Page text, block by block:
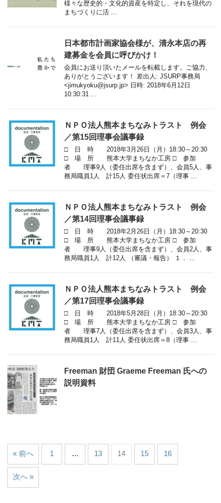
様々な歴史的・文化的資産を特定し、それを現代の
まちづくりに活 ...
日本都市計画家協会様が、清永本店の再
建募金を会員に呼びかけ！
会員にお送り頂いたメールを転載します。ご協力、
ありがとうございます！ 差出人: JSURP事務局
<jimukyoku@jsurp.jp> 日時: 2018年6月12日
10:30:31 ...
ＮＰＯ法人熊本まちなみトラスト 例会
／第15回理事会議事録
□ 日 時 2018年3月26日（月）18:30～20:30
□ 場 所 熊本大学まちなか工房 □ 参加
者 理事9人（委任出席を含まず）、会員5人、事
務局職員1人 計15人 委任状出席＝7（理事 ...
ＮＰＯ法人熊本まちなみトラスト 例会
／第14回理事会議事録
□ 日 時 2018年2月26日（月）18:30～20:30
□ 場 所 熊本大学まちなか工房 □ 参加
者 理事9人（委任出席を含まず）、会員2人、事
務局職員1人 計12人 （審議・報告） １． ...
ＮＰＯ法人熊本まちなみトラスト 例会
／第17回理事会議事録
□ 日 時 2018年5月28日（月）18:30～20:30
□ 場 所 熊本大学まちなか工房 □ 参加
者 理事7人（委任出席を含まず）、会員3人、事
務局職員1人 計11人 委任状出席＝8（理事 ...
Freeman 財団 Graeme Freeman 氏への
説明資料
« 前へ 1 … 13 14 15 16
次へ »